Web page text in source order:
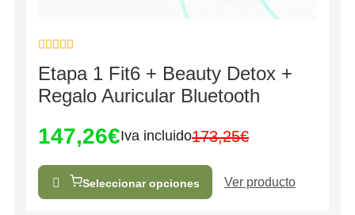
con
0
de
Etapa 1 Fit6 + Beauty Detox +
Regalo Auricular Bluetooth
173,25€
147,26€Iva incluido
Seleccionar opciones Ver producto